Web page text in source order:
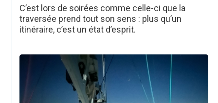
C’est lors de soirées comme celle-ci que la
traversée prend tout son sens : plus qu’un
itinéraire, c’est un état d’esprit.